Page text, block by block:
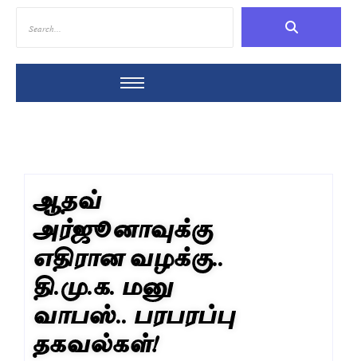
ஆதவ்
அர்ஜூனாவுக்கு
எதிரான வழக்கு..
தி.மு.க. மனு
வாபஸ்.. பரபரப்பு
தகவல்கள்!